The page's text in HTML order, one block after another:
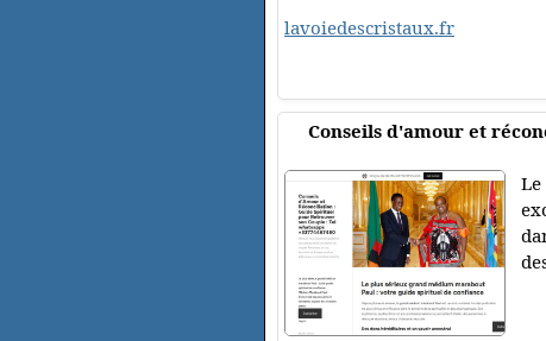
lavoiedescristaux.fr
Conseils d'amour et